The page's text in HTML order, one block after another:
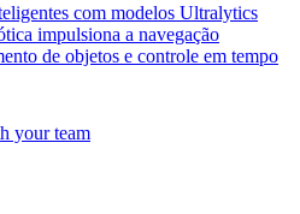
com modelos Ultralytics
impulsiona a navegação
de objetos e controle em tempo